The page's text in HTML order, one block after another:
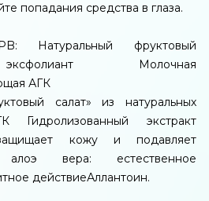
попадания средства в глаза.
Натуральный фруктовый
Молочная
АГК
салат» из натуральных
Гидролизованный экстракт
кожу и подавляет
вера: естественное
действиеАллантоин.